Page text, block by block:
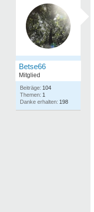
Betse66
Mitglied
104
1
198